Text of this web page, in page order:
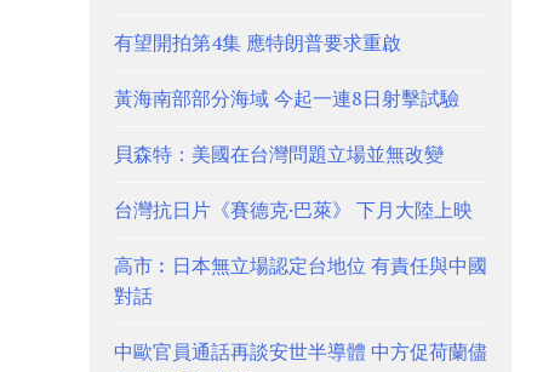
有望開拍第4集 應特朗普要求重啟
黃海南部部分海域 今起一連8日射擊試驗
貝森特：美國在台灣問題立場並無改變
台灣抗日片《賽德克·巴萊》 下月大陸上映
高市︰日本無立場認定台地位 有責任與中國
對話
中歐官員通話再談安世半導體 中方促荷蘭儘